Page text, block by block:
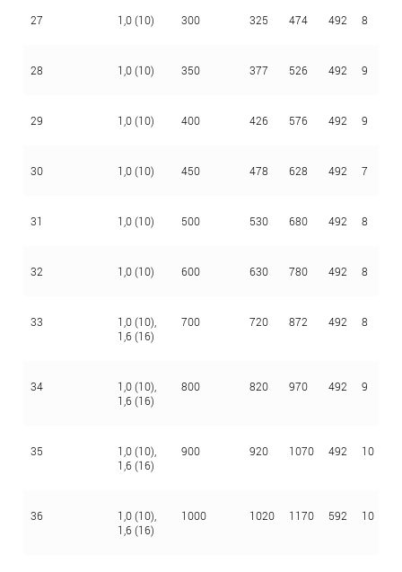
27 1,0 (10) 300 325 474 492 8
28 1,0 (10) 350 377 526 492 9
29 1,0 (10) 400 426 576 492 9
30 1,0 (10) 450 478 628 492 7
31 1,0 (10) 500 530 680 492 8
32 1,0 (10) 600 630 780 492 8
33
1,0 (10),
1,6 (16)
700 720 872 492 8
34
1,0 (10),
1,6 (16)
800 820 970 492 9
35
1,0 (10),
1,6 (16)
900 920 1070 492 10
36
1,0 (10),
1,6 (16)
1000 1020 1170 592 10